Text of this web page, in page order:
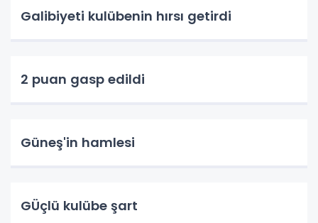
Galibiyeti kulübenin hırsı getirdi
2 puan gasp edildi
Güneş'in hamlesi
GÜçlü kulübe şart